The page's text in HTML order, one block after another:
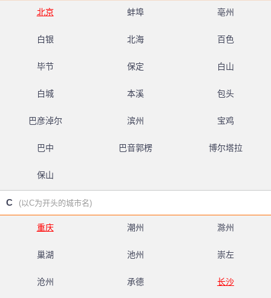
北京 蚌埠 亳州
白银 北海 百色
毕节 保定 白山
白城 本溪 包头
巴彦淖尔 滨州 宝鸡
巴中 巴音郭楞 博尔塔拉
保山
C (以C为开头的城市名)
重庆 潮州 滁州
巢湖 池州 崇左
沧州 承德 长沙